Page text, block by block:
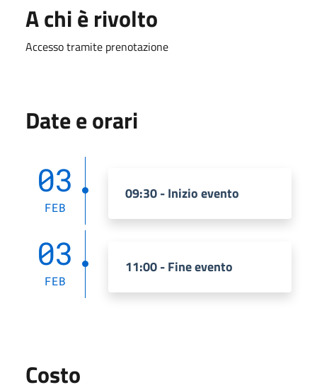
A chi è rivolto
Accesso tramite prenotazione
Date e orari
03
FEB
09:30 - Inizio evento
03
FEB
11:00 - Fine evento
Costo